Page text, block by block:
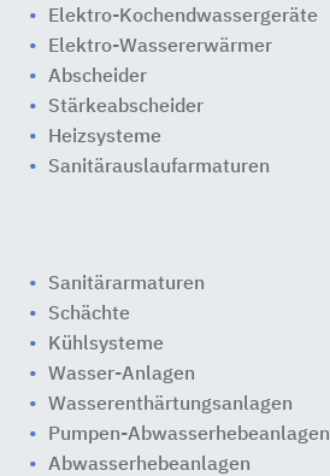
Elektro-Kochendwassergeräte
Elektro-Wassererwärmer
Abscheider
Stärkeabscheider
Heizsysteme
Sanitärauslaufarmaturen
Sanitärarmaturen
Schächte
Kühlsysteme
Wasser-Anlagen
Wasserenthärtungsanlagen
Pumpen-Abwasserhebeanlagen
Abwasserhebeanlagen